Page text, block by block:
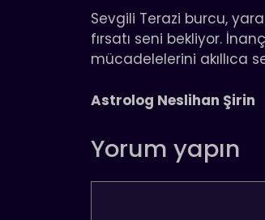
Sevgili Terazi burcu,
fırsatı seni bekliyor.
mücadelelerini akıllıca
Astrolog Neslihan Şirin
Yorum yapın